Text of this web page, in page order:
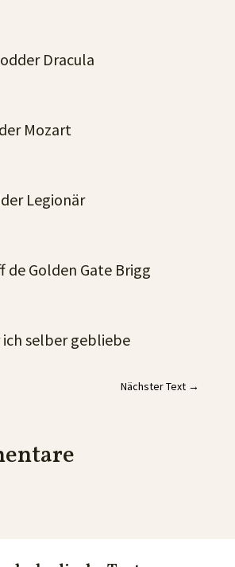
Dracula
Mozart
Legionär
de Golden Gate Brigg
selber gebliebe
Nächster Text →